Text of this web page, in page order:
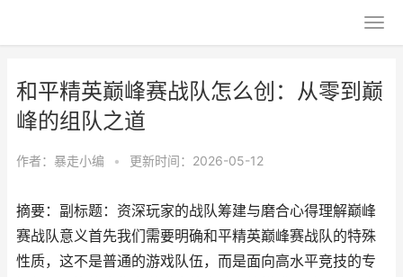
和平精英巅峰赛战队怎么创：从零到巅
峰的组队之道
作者： 暴走小编 • 更新时间：2026-05-12
摘要：副标题：资深玩家的战队筹建与磨合心得理解巅峰
赛战队意义首先我们需要明确和平精英巅峰赛战队的特殊
性质，这不是普通的游戏队伍，而是面向高水平竞技的专